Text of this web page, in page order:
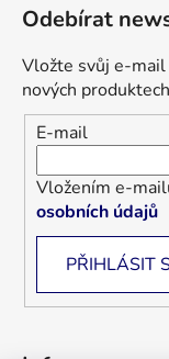
Odebírat
Vložte svůj e-mail
nových
E-mail
Vložením e-
osobních údajů
PŘIHLÁSIT